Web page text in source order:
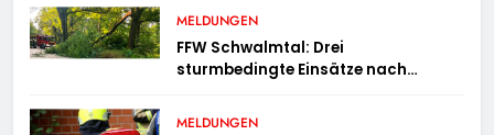
der Feuerwehr beendet
MELDUNGEN
FFW Schwalmtal: Drei
sturmbedingte Einsätze nach
MELDUNGEN